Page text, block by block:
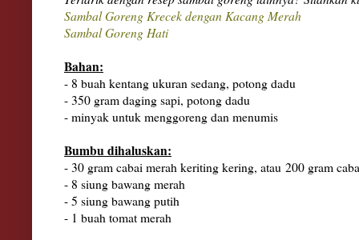
Sambal Goreng Krecek dengan Kacang Merah
Sambal Goreng Hati
Bahan:
- 8 buah kentang ukuran sedang, potong dadu
- 350 gram daging sapi, potong dadu
- minyak untuk menggoreng dan menumis
Bumbu dihaluskan:
- 30 gram cabai merah keriting kering, atau 200 gram
- 8 siung bawang merah
- 5 siung bawang putih
- 1 buah tomat merah